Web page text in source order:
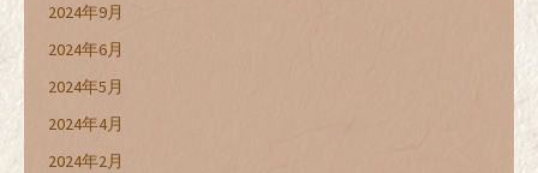
2024年9月
2024年6月
2024年5月
2024年4月
2024年2月